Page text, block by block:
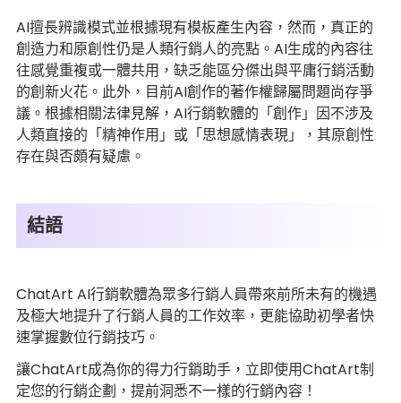
AI擅長辨識模式並根據現有模板產生內容，然而，真正的
創造力和原創性仍是人類行銷人的亮點。AI生成的內容往
往感覺重複或一體共用，缺乏能區分傑出與平庸行銷活動
的創新火花。此外，目前AI創作的著作權歸屬問題尚存爭
議。根據相關法律見解，AI行銷軟體的「創作」因不涉及
人類直接的「精神作用」或「思想感情表現」，其原創性
存在與否頗有疑慮。
結語
ChatArt AI行銷軟體為眾多行銷人員帶來前所未有的機遇
及極大地提升了行銷人員的工作效率，更能協助初學者快
速掌握數位行銷技巧。
讓ChatArt成為你的得力行銷助手，立即使用ChatArt制
定您的行銷企劃，提前洞悉不一樣的行銷內容！